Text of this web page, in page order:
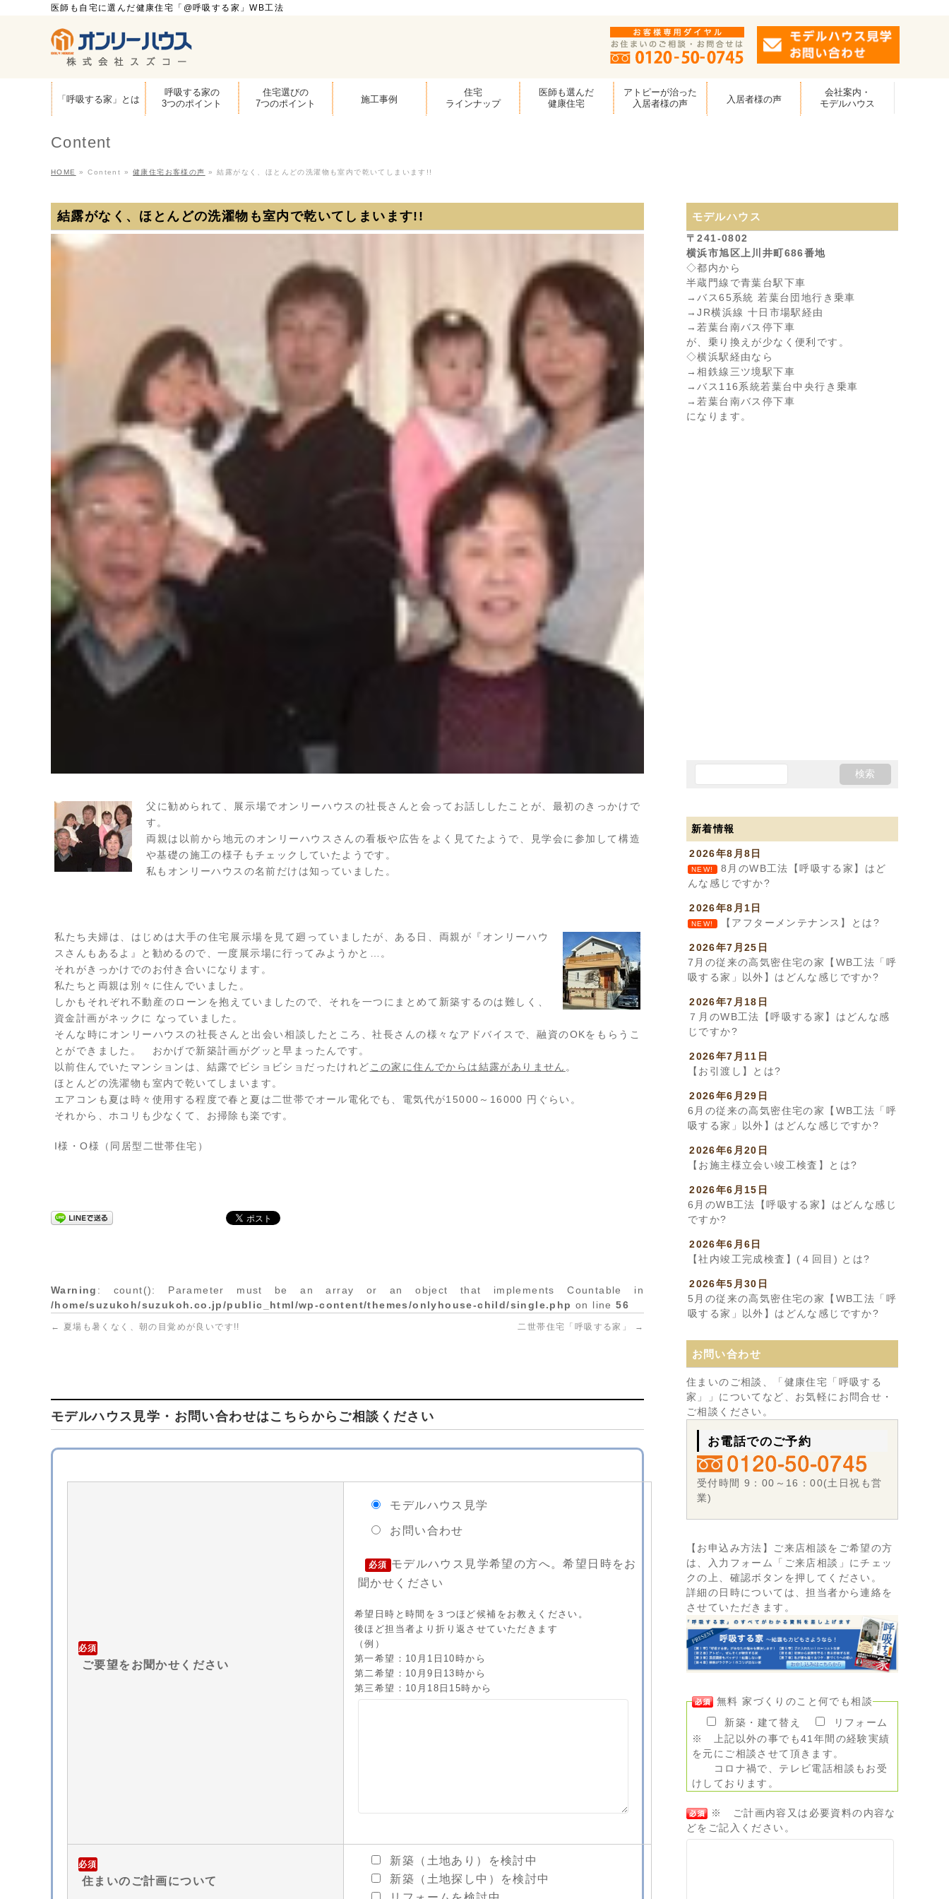
医師も自宅に選んだ健康住宅「@呼吸する家」WB工法
「呼吸する家」とは
呼吸する家の
3つのポイント
住宅選びの
7つのポイント
施工事例
住宅
ラインナップ
医師も選んだ
健康住宅
アトピーが治った
入居者様の声
入居者様の声
会社案内・
モデルハウス
Content
HOME » Content » 健康住宅お客様の声 » 結露がなく、ほとんどの洗濯物も室内で乾いてしまいます!!
結露がなく、ほとんどの洗濯物も室内で乾いてしまいます!!
父に勧められて、展示場でオンリーハウスの社長さんと会ってお話ししたことが、最初のきっかけで
す。
両親は以前から地元のオンリーハウスさんの看板や広告をよく見てたようで、見学会に参加して構造
や基礎の施工の様子もチェックしていたようです。
私もオンリーハウスの名前だけは知っていました。
私たち夫婦は、はじめは大手の住宅展示場を見て廻っていましたが、ある日、両親が『オンリーハウ
スさんもあるよ』と勧めるので、一度展示場に行ってみようかと…。
それがきっかけでのお付き合いになります。
私たちと両親は別々に住んでいました。
しかもそれぞれ不動産のローンを抱えていましたので、それを一つにまとめて新築するのは難しく、
資金計画がネックに なっていました。
そんな時にオンリーハウスの社長さんと出会い相談したところ、社長さんの様々なアドバイスで、融資のOKをもらうこ
とができました。 おかげで新築計画がグッと早まったんです。
以前住んでいたマンションは、結露でビショビショだったけれど この家に住んでからは結露がありません 。
ほとんどの洗濯物も室内で乾いてしまいます。
エアコンも夏は時々使用する程度で春と夏は二世帯でオール電化でも、電気代が15000～16000 円ぐらい。
それから、ホコリも少なくて、お掃除も楽です。
I様・O様（同居型二世帯住宅）
Warning : count(): Parameter must be an array or an object that implements Countable in
/home/suzukoh/suzukoh.co.jp/public_html/wp-content/themes/onlyhouse-child/single.php on line56
← 夏場も暑くなく、朝の目覚めが良いです!! 二世帯住宅「呼吸する家」 →
モデルハウス見学・お問い合わせはこちらからご相談ください
必須
ご要望をお聞かせください
モデルハウス見学
お問い合わせ
必須 モデルハウス見学希望の方へ。希望日時をお
聞かせください
希望日時と時間を３つほど候補をお教えください。
後ほど担当者より折り返させていただきます
（例）
第一希望：10月1日10時から
第二希望：10月9日13時から
第三希望：10月18日15時から
必須
住まいのご計画について
新築（土地あり）を検討中
新築（土地探し中）を検討中
モデルハウス
〒241-0802
横浜市旭区上川井町686番地
◇都内から
半蔵門線で青葉台駅下車
→バス65系統 若葉台団地行き乗車
→JR横浜線 十日市場駅経由
→若葉台南バス停下車
が、乗り換えが少なく便利です。
◇横浜駅経由なら
→相鉄線三ツ境駅下車
→バス116系統若葉台中央行き乗車
→若葉台南バス停下車
になります。
新着情報
2026年8月8日
NEW!
8月のWB工法【呼吸する家】はど
んな感じですか?
2026年8月1日
NEW! 【アフターメンテナンス】とは?
2026年7月25日
7月の従来の高気密住宅の家【WB工法「呼
吸する家」以外】はどんな感じですか?
2026年7月18日
７月のWB工法【呼吸する家】はどんな感
じですか?
2026年7月11日
【お引渡し】とは?
2026年6月29日
6月の従来の高気密住宅の家【WB工法「呼
吸する家」以外】はどんな感じですか?
2026年6月20日
【お施主様立会い竣工検査】とは?
2026年6月15日
6月のWB工法【呼吸する家】はどんな感じ
ですか?
2026年6月6日
【社内竣工完成検査】(４回目) とは?
2026年5月30日
5月の従来の高気密住宅の家【WB工法「呼
吸する家」以外】はどんな感じですか?
お問い合わせ
住まいのご相談、「健康住宅「呼吸する
家」」についてなど、お気軽にお問合せ・
ご相談ください。
お電話でのご予約
受付時間 9：00～16：00(土日祝も営
業)
【お申込み方法】ご来店相談をご希望の方
は、入力フォーム「ご来店相談」にチェッ
クの上、確認ボタンを押してください。
詳細の日時については、担当者から連絡を
させていただきます。
無料 家づくりのこと何でも相談
新築・建て替え
リフォーム
※ 上記以外の事でも41年間の経験実績
を元にご相談させて頂きます。
コロナ禍で、テレビ電話相談もお受
けしております。
※ ご計画内容又は必要資料の内容な
どをご記入ください。